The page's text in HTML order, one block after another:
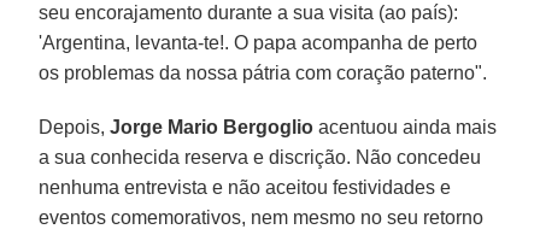
seu encorajamento durante a sua visita (ao país):
'Argentina, levanta-te!. O papa acompanha de perto
os problemas da nossa pátria com coração paterno".
Depois,Jorge Mario Bergoglio acentuou ainda mais
a sua conhecida reserva e discrição. Não concedeu
nenhuma entrevista e não aceitou festividades e
eventos comemorativos, nem mesmo no seu retorno